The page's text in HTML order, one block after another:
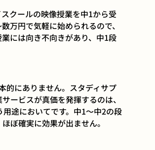
クールの映像授業を中1から受
万円で気軽に始められるので、
には向き不向きがあり、中1段
的にありません。スタディサプ
ービスが真価を発揮するのは、
途においてです。中1〜中2の段
ぼ確実に効果が出ません。